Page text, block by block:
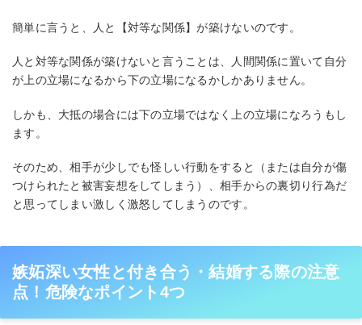
簡単に言うと、人と【対等な関係】が築けないのです。
人と対等な関係が築けないと言うことは、人間関係に置いて自分
が上の立場になるから下の立場になるかしかありません。
しかも、大抵の場合には下の立場ではなく上の立場になろうもし
ます。
そのため、相手が少しでも怪しい行動をすると（または自分が傷
つけられたと被害妄想をしてしまう）、相手からの裏切り行為だ
と思ってしまい激しく激怒してしまうのです。
嫉妬深い女性と付き合う・結婚する際の注意
点！危険なポイント4つ